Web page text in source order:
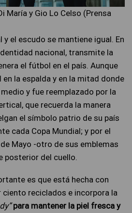
María y Gio Lo Celso (Prensa
y el escudo se mantiene igual. En
nacional, transmite la
el fútbol en el país. Aunque
en la espalda y en la mitad donde
y fue reemplazado por la
que recuerda la manera
el símbolo patrio de su país
cada Copa Mundial; y por el
Mayo -otro de sus emblemas
posterior del cuello.
es que está hecha con
reciclados e incorpora la
para mantener la piel fresca y